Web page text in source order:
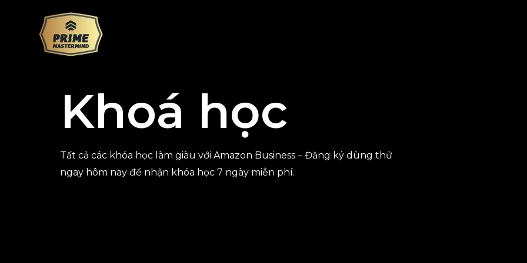
Khoá học
Tất cả các khóa học làm giàu với Amazon Business – Đăng ký dùng thử
ngay hôm nay để nhận khóa học 7 ngày miễn phí.